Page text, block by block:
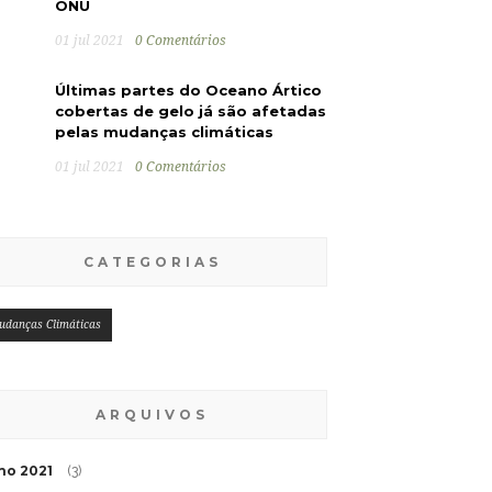
ONU
01 jul 2021 0 Comentários
Últimas partes do Oceano Ártico
cobertas de gelo já são afetadas
pelas mudanças climáticas
01 jul 2021 0 Comentários
CATEGORIAS
Climáticas
ARQUIVOS
2021 (3)